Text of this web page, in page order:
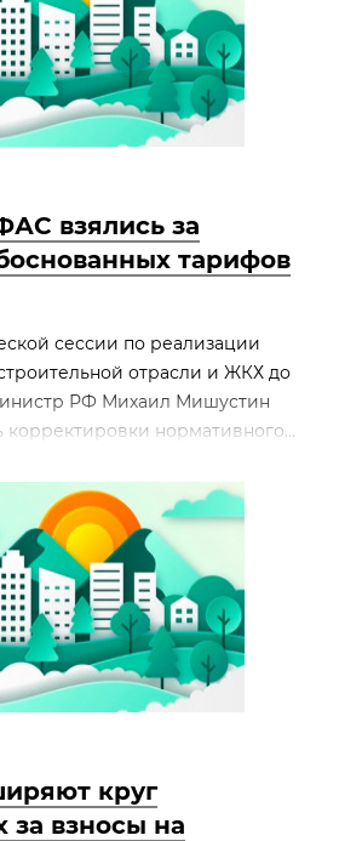
взялись за
тарифов
сессии по реализации
отрасли и ЖКХ до
РФ Михаил Мишустин
корректировки нормативного...
круг
за взносы на